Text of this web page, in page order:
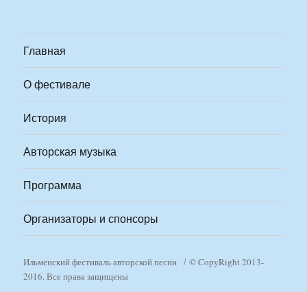
Главная
О фестивале
История
Авторская музыка
Программа
Организаторы и спонсоры
Ильменский фестиваль авторской песни
© CopyRight 2013-
2016. Все права защищены